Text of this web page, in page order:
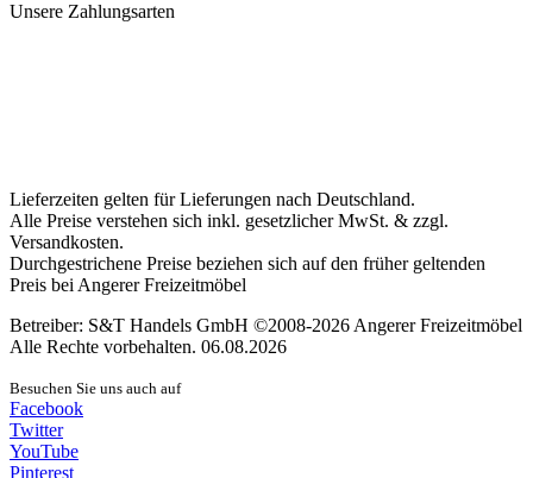
Unsere Zahlungsarten
Lieferzeiten gelten für Lieferungen nach Deutschland.
Alle Preise verstehen sich inkl. gesetzlicher MwSt. & zzgl.
Versandkosten.
Durchgestrichene Preise beziehen sich auf den früher geltenden
Preis bei Angerer Freizeitmöbel
Betreiber: S&T Handels GmbH ©2008-2026 Angerer Freizeitmöbel
Alle Rechte vorbehalten. 06.08.2026
Besuchen Sie uns auch auf
Facebook
Twitter
YouTube
Pinterest